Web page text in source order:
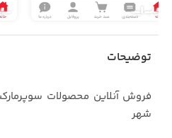
توضیحات
فروش آنلاین محصولات
شهر